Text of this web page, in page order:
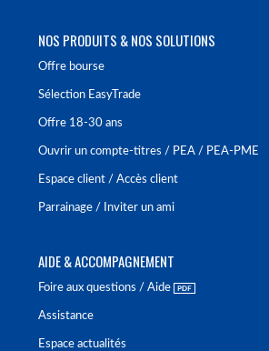
NOS PRODUITS & NOS SOLUTIONS
Offre bourse
Sélection EasyTrade
Offre 18-30 ans
Ouvrir un compte-titres / PEA / PEA-PME
Espace client / Accès client
Parrainage / Inviter un ami
AIDE & ACCOMPAGNEMENT
Foire aux questions / Aide
Assistance
Espace actualités